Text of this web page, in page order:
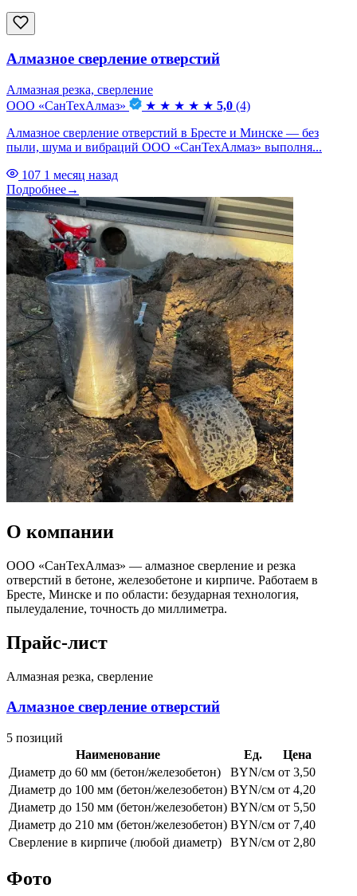
Алмазное сверление отверстий
Алмазная резка, сверление
ООО «СанТехАлмаз»
★ ★ ★ ★ ★ 5,0 (4)
Алмазное сверление отверстий в Бресте и Минске — без
пыли, шума и вибраций ООО «СанТехАлмаз» выполня...
107 1 месяц назад
Подробнее→
О компании
ООО «СанТехАлмаз» — алмазное сверление и резка
отверстий в бетоне, железобетоне и кирпиче. Работаем в
Бресте, Минске и по области: безударная технология,
пылеудаление, точность до миллиметра.
Прайс-лист
Алмазная резка, сверление
Алмазное сверление отверстий
5 позиций
Наименование
Ед.
Цена
Диаметр до 60 мм (бетон/железобетон)
BYN/см от 3,50
Диаметр до 100 мм (бетон/железобетон) BYN/см от 4,20
Диаметр до 150 мм (бетон/железобетон) BYN/см от 5,50
Диаметр до 210 мм (бетон/железобетон) BYN/см от 7,40
Сверление в кирпиче (любой диаметр)
BYN/см от 2,80
Фото